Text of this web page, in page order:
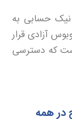
حسابی به
آزادی قرار
که دسترسی
در همه